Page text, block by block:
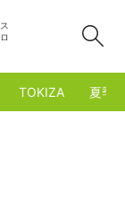
TOKIZA 夏季